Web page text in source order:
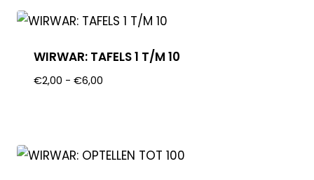
WIRWAR: TAFELS 1 T/M 10
€2,00 - €6,00